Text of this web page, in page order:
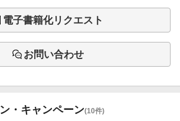
電子書籍化リクエスト
お問い合わせ
・キャンペーン(10件)